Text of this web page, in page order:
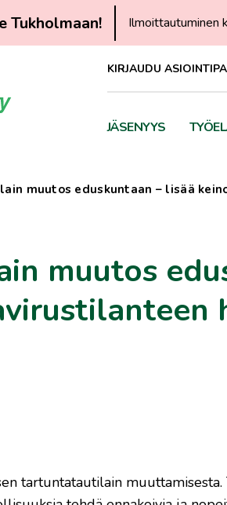
Tukholmaan! Ilmoittautuminen
KIRJAUDU
JÄSENYYS
muutos eduskuntaan – lisää
muutos
tartuntatautilain